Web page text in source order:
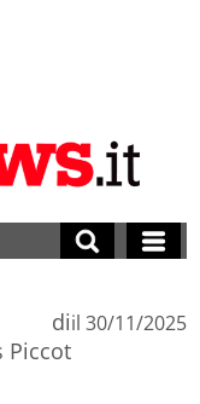
di
Piccot
il 30/11/2025